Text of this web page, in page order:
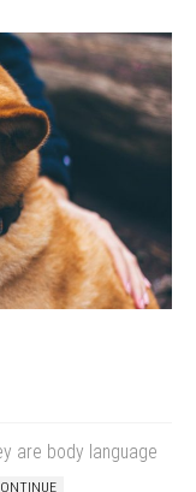
are body language